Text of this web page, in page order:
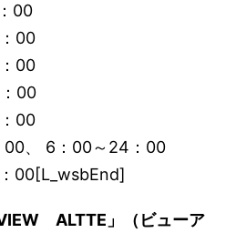
00
00
00
00
00
、 6：00～24：00
00[L_wsbEnd]
ALTTE」（ビューア